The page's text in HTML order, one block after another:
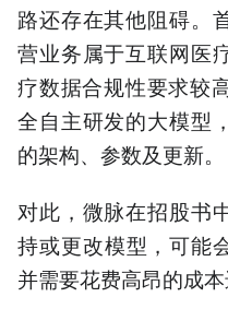
路还存在其他阻碍。
营业务属于互联网医
疗数据合规性要求较
全自主研发的大模型
的架构、参数及更新。
对此，微脉在招股书
持或更改模型，可能
并需要花费高昂的成本